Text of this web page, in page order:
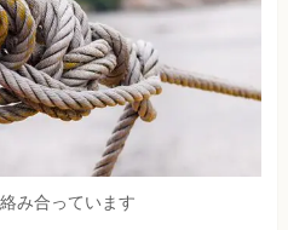
み合っています